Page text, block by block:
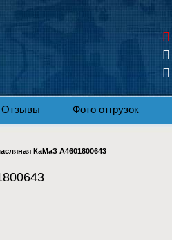
Отзывы Фото отгрузок
КаМаЗ A4601800643